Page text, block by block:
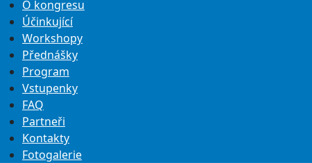
O kongresu
Účinkující
Workshopy
Přednášky
Program
Vstupenky
FAQ
Partneři
Kontakty
Fotogalerie